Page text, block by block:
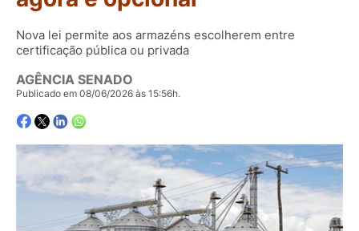
Nova lei permite aos armazéns escolherem entre
certificação pública ou privada
AGÊNCIA SENADO
Publicado em 08/06/2026 às 15:56h.